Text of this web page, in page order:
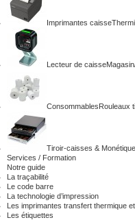
Imprimantes caisse
Lecteur de caisse
ConsommablesRouleaux
Tiroir-caisses &
Services / Formation
Notre guide
La traçabilité
Le code barre
La technologie d’impression
Les imprimantes transfert thermique
Les étiquettes